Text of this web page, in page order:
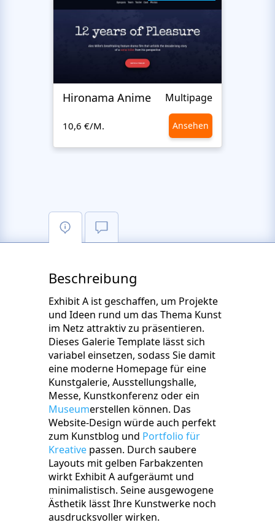
Hironama Anime Multipage
10,6 €/M. Ansehen
Beschreibung
Exhibit A ist geschaffen, um Projekte
und Ideen rund um das Thema Kunst
im Netz attraktiv zu präsentieren.
Dieses Galerie Template lässt sich
variabel einsetzen, sodass Sie damit
eine moderne Homepage für eine
Kunstgalerie, Ausstellungshalle,
Messe, Kunstkonferenz oder ein
Museumerstellen können. Das
Website-Design würde auch perfekt
zum Kunstblog und Portfolio für
Kreative passen. Durch saubere
Layouts mit gelben Farbakzenten
wirkt Exhibit A aufgeräumt und
minimalistisch. Seine ausgewogene
Ästhetik lässt Ihre Kunstwerke noch
ausdrucksvoller wirken.